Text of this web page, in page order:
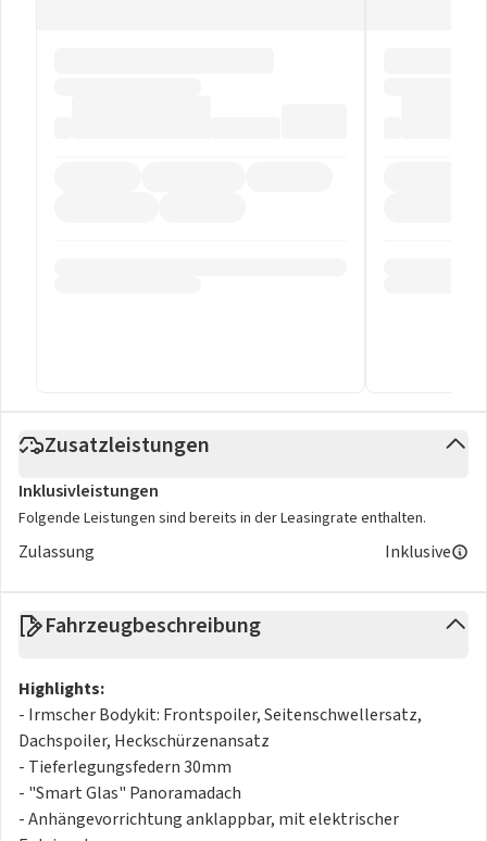
Zusatzleistungen
Inklusivleistungen
Folgende Leistungen sind bereits in der Leasingrate enthalten.
Zulassung Inklusive
Fahrzeugbeschreibung
Highlights:
- Irmscher Bodykit: Frontspoiler, Seitenschwellersatz,
Dachspoiler, Heckschürzenansatz
- Tieferlegungsfedern 30mm
- "Smart Glas" Panoramadach
- Anhängevorrichtung anklappbar, mit elektrischer